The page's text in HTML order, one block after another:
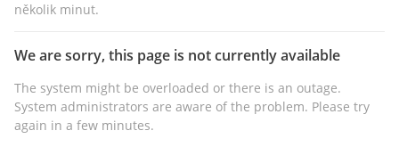
několik minut.
We are sorry, this page is not currently available
The system might be overloaded or there is an outage.
System administrators are aware of the problem. Please try
again in a few minutes.